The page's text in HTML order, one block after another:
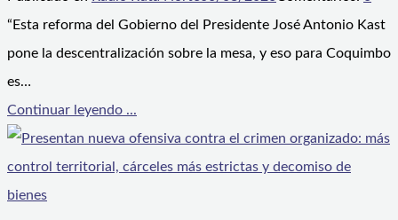
“Esta reforma del Gobierno del Presidente José Antonio Kast
pone la descentralización sobre la mesa, y eso para Coquimbo
es…
Continuar leyendo ...